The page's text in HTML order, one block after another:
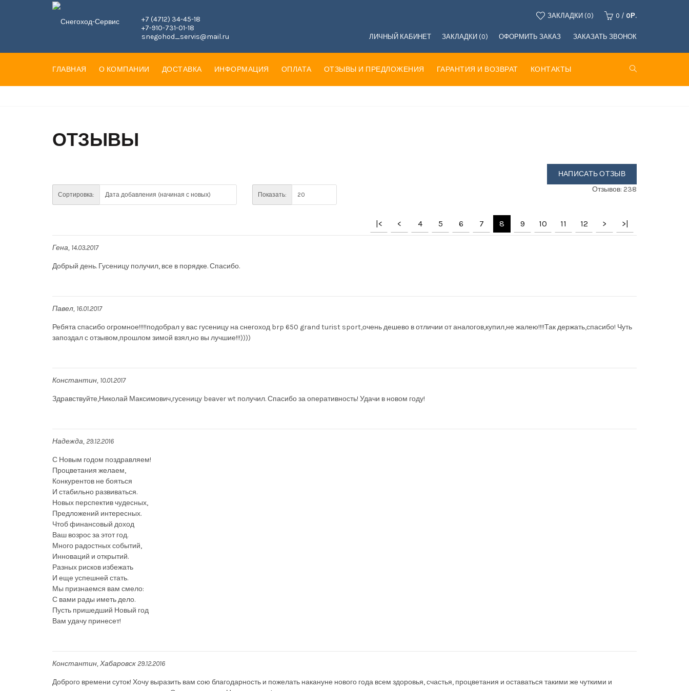
+7 (4712) 34-45-18
+7-910-731-01-18
snegohod_servis@mail.ru
ЗАКЛАДКИ (0) 0 / 0Р.
ЛИЧНЫЙ КАБИНЕТ ЗАКЛАДКИ (0) ОФОРМИТЬ ЗАКАЗ ЗАКАЗАТЬ ЗВОНОК
ГЛАВНАЯ О КОМПАНИИ ДОСТАВКА ИНФОРМАЦИЯ ОПЛАТА ОТЗЫВЫ И ПРЕДЛОЖЕНИЯ ГАРАНТИЯ И ВОЗВРАТ КОНТАКТЫ
ОТЗЫВЫ
НАПИСАТЬ ОТЗЫВ
Сортировка: Показать:
Отзывов: 238
|< < 4 5 6 7 8 9 10 11 12 > >|
Гена 14.03.2017
Добрый день. Гусеницу получил, все в порядке. Спасибо.
Павел 16.01.2017
Ребята спасибо огромное!!!!!подобрал у вас гусеницу на снегоход brp 650 grand turist sport,очень дешево в отличии от аналогов,купил,не жалею!!!!Так держать,спасибо! Чуть
запоздал с отзывом,прошлом зимой взял,но вы лучшие!!!))))
Константин 10.01.2017
Здравствуйте,Николай Максимович,гусеницу beaver wt получил. Спасибо за оперативность! Удачи в новом году!
Надежда 29.12.2016
С Новым годом поздравляем!
Процветания желаем,
Конкурентов не бояться
И стабильно развиваться.
Новых перспектив чудесных,
Предложений интересных.
Чтоб финансовый доход
Ваш возрос за этот год.
Много радостных событий,
Инноваций и открытий.
Разных рисков избежать
И еще успешней стать.
Мы признаемся вам смело:
С вами рады иметь дело.
Пусть пришедший Новый год
Вам удачу принесет!
Константин Хабаровск29.12.2016
Доброго времени суток! Хочу выразить вам сою благодарность и пожелать накануне нового года всем здоровья, счастья, процветания и оставаться такими же чуткими и